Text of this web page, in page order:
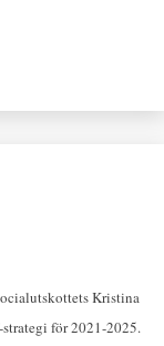
Kristina
för 2021-2025.